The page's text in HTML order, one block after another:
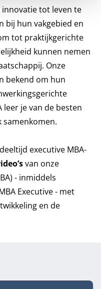
tot leven te
bij hun vakgebied en
tot praktijkgerichte
kunnen nemen
Onze
bekend om hun
leer je van de besten
executive MBA-
van onze
- inmiddels
Executive - met
en de